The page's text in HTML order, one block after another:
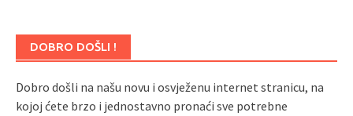
DOBRO DOŠLI !
Dobro došli na našu novu i osvježenu internet stranicu, na
kojoj ćete brzo i jednostavno pronaći sve potrebne